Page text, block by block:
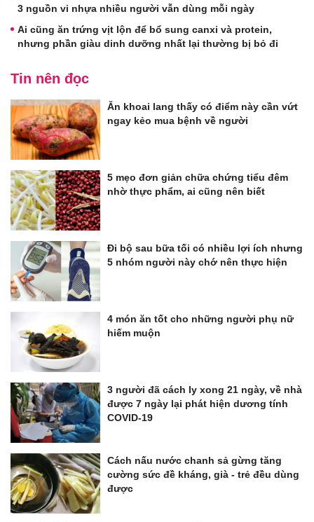
3 nguồn vi nhựa nhiều người vẫn dùng mỗi ngày
Ai cũng ăn trứng vịt lộn để bổ sung canxi và protein,
nhưng phần giàu dinh dưỡng nhất lại thường bị bỏ đi
Tin nên đọc
Ăn khoai lang thấy có điểm này cần vứt
ngay kẻo mua bệnh về người
5 mẹo đơn giản chữa chứng tiểu đêm
nhờ thực phẩm, ai cũng nên biết
Đi bộ sau bữa tối có nhiều lợi ích nhưng
5 nhóm người này chớ nên thực hiện
4 món ăn tốt cho những người phụ nữ
hiếm muộn
3 người đã cách ly xong 21 ngày, về nhà
được 7 ngày lại phát hiện dương tính
COVID-19
Cách nấu nước chanh sả gừng tăng
cường sức đề kháng, già - trẻ đều dùng
được